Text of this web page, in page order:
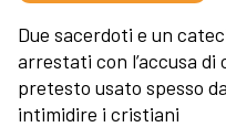
Due sacerdoti e un
arrestati con l’accusa
pretesto usato spesso
intimidire i cristiani